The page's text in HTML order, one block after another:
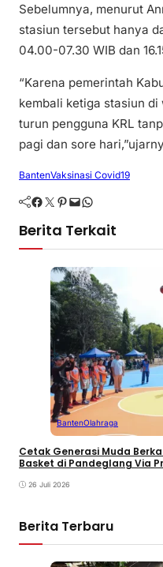
Sebelumnya, menurut
stasiun tersebut hanya
04.00-07.30 WIB dan
“Karena pemerintah
kembali ketiga stasiun
turun pengguna KRL
pagi dan sore
BantenVaksinasi Covid19
Facebook Twitter Pinterest Mail WhatsApp
Berita Terkait
BantenOlahraga
Cetak Generasi Muda
Basket di Pandeglang Via
26 Juli 2026
Berita Terbaru